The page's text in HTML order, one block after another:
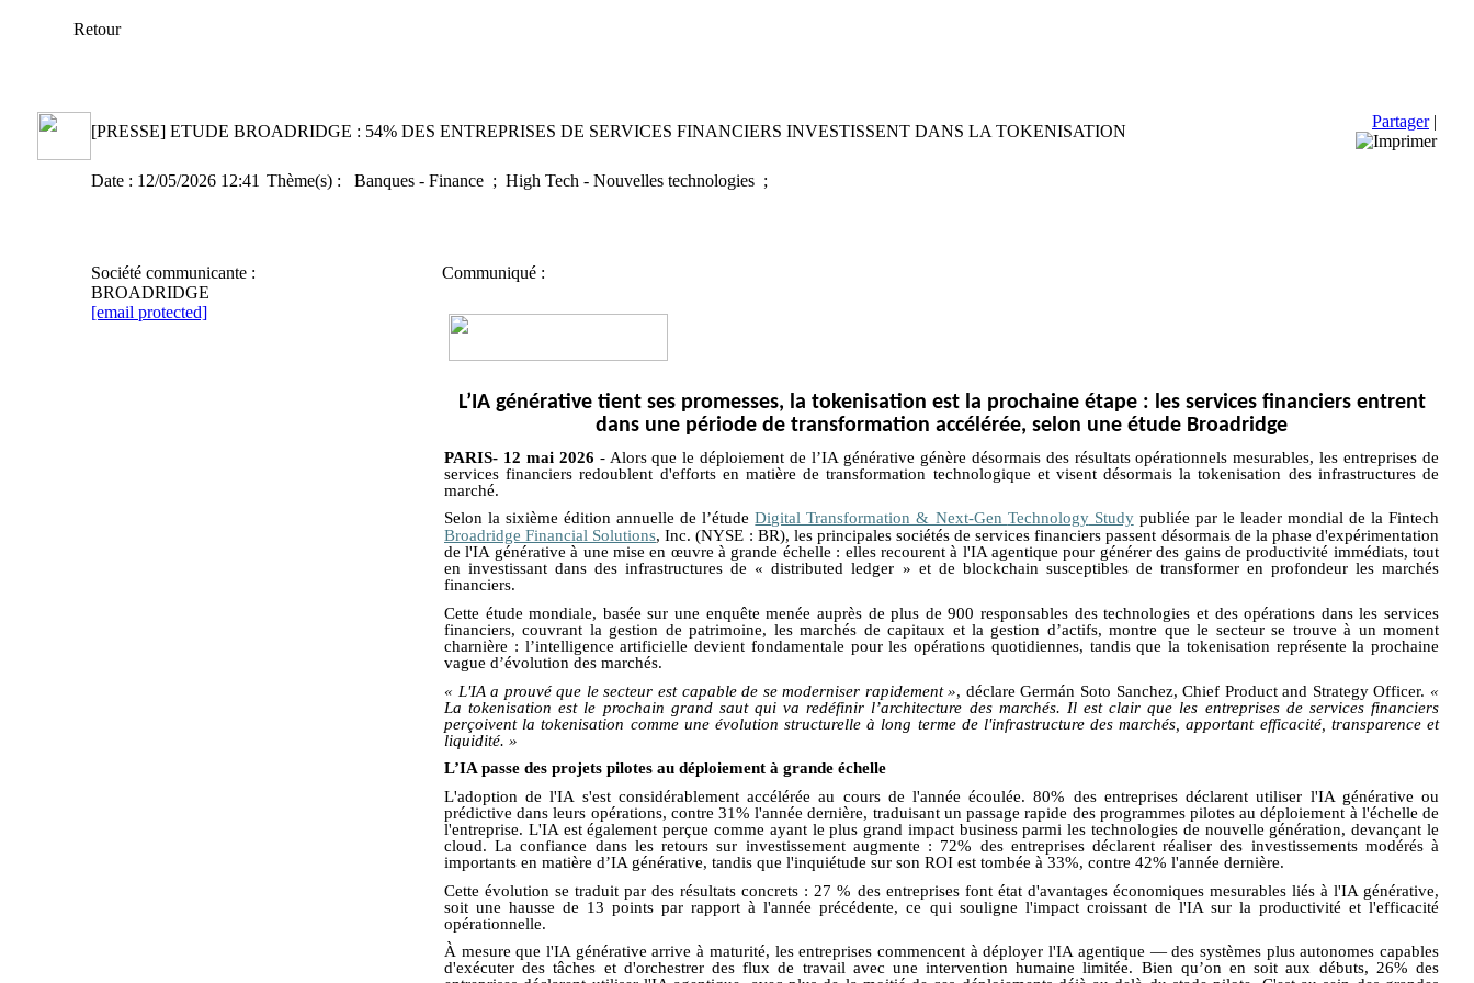
Retour
[PRESSE] ETUDE BROADRIDGE : 54% DES ENTREPRISES DE SERVICES FINANCIERS INVESTISSENT DANS LA TOKENISATION
Partager |
Date : 12/05/2026 12:41 Thème(s) : Banques - Finance ; High Tech - Nouvelles technologies ;
Société communicante :
BROADRIDGE
[email protected]
Communiqué :
L’IA générative tient ses promesses, la tokenisation est la prochaine étape : les services financiers entrent
dans une période de transformation accélérée, selon une étude Broadridge
PARIS- 12 mai2026 -Alors que le déploiement de l’IA générative génère désormaisdes résultatsopérationnels mesurables, les entreprises de
services financiers redoublent d'efforts en matière de transformation technologique et visentdésormais la tokenisation des infrastructures de
marché.
Selon la sixième édition annuelle de l’étudeDigital Transformation & Next-Gen TechnologyStudypubliée par le leader mondial de la Fintech
Broadridge Financial Solutions, Inc. (NYSE : BR), les principales sociétés de services financiers passent désormais de la phase d'expérimentation
de l'IA générative à une mise en œuvre à grande échelle : elles recourentà l'IA agentique pour générer des gains de productivité immédiats, tout
en investissant dans des infrastructures de « distributed ledger » et de blockchain susceptibles de transformer en profondeur les marchés
financiers.
Cette étude mondiale, basée sur une enquête menée auprès de plus de 900 responsables des technologies et des opérations dans les services
financiers, couvrant la gestion de patrimoine, les marchés de capitaux et la gestion d’actifs, montre que le secteur se trouve à un moment
charnière : l’intelligence artificielle devient fondamentale pour les opérations quotidiennes, tandis que la tokenisation représente la prochaine
vague d’évolution des marchés.
« L'IA a prouvé que le secteur est capable de se moderniser rapidement », déclare Germán Soto Sanchez, Chief Product and StrategyOfficer.«
La tokenisation est le prochain grand saut qui varedéfinir l’architecture des marchés. Il est clair que les entreprises de services financiers
perçoivent la tokenisation comme une évolution structurelle à long terme de l'infrastructure des marchés, apportant efficacité, transparence et
liquidité. »
L’IA passe des projets pilotes au déploiement à grande échelle
L'adoption de l'IA s'est considérablement accélérée au cours de l'année écoulée.80% des entreprises déclarent utiliser l'IA générative ou
prédictive dans leurs opérations, contre 31% l'année dernière, traduisant un passage rapide des programmes pilotes au déploiement à l'échelle de
l'entreprise. L'IA est également perçue comme ayant le plus grand impact business parmi les technologies de nouvelle génération, devançant le
cloud.La confiance dans les retours sur investissementaugmente : 72% des entreprises déclarent réaliser des investissements modérés à
importants en matière d’IA générative, tandis que l'inquiétude sur son ROI est tombée à 33%, contre 42% l'année dernière.
Cette évolution se traduit par des résultats concrets : 27 % des entreprises font état d'avantages économiques mesurables liés à l'IA générative,
soit une hausse de 13 points par rapport à l'année précédente, ce qui souligne l'impact croissant de l'IA sur la productivité et l'efficacité
opérationnelle.
À mesure que l'IA générative arrive à maturité, les entreprises commencent à déployer l'IA agentique — des systèmes plus autonomes capables
d'exécuter des tâches et d'orchestrer des flux de travail avec une intervention humaine limitée. Bien qu’on en soit aux débuts, 26% des